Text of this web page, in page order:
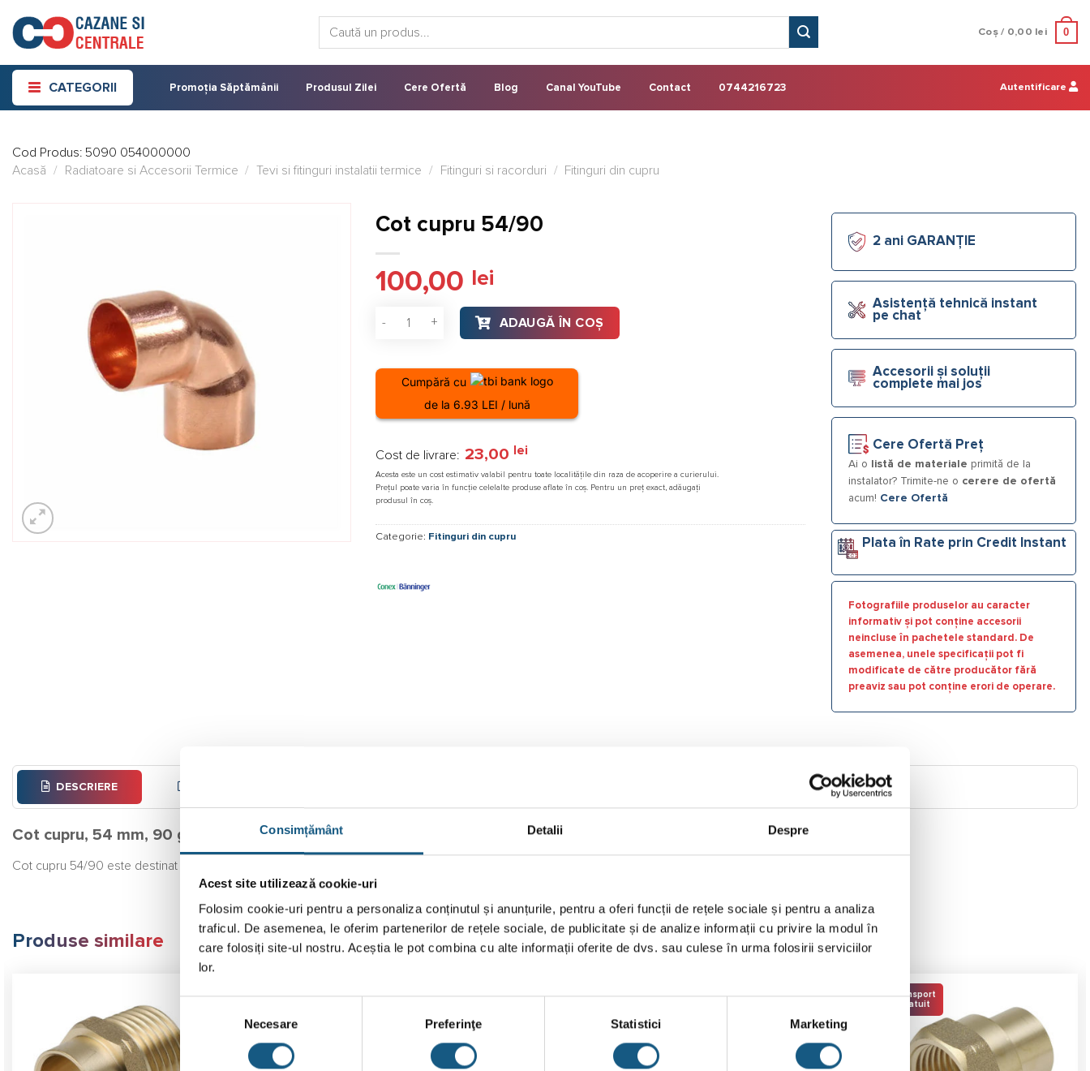
Consimțământ Detalii Despre
Acest site utilizează cookie-uri
Folosim cookie-uri pentru a personaliza conținutul și anunțurile, pentru a oferi funcții de rețele sociale și pentru a analiza
traficul. De asemenea, le oferim partenerilor de rețele sociale, de publicitate și de analize informații cu privire la modul în
care folosiți site-ul nostru. Aceștia le pot combina cu alte informații oferite de dvs. sau culese în urma folosirii serviciilor
lor.
consimțământului
Necesare Preferinţe Statistici Marketing
content
Coș / 0,00 lei 0
CATEGORII Promoția Săptămânii Produsul Zilei Cere Ofertă Blog Canal YouTube Contact 0744216723 Autentificare
Cod Produs: 5090 054000000
Acasă
/ Radiatoare si Accesorii Termice / Tevi si fitinguri instalatii termice / Fitinguri si racorduri / Fitinguri din cupru
Cot cupru 54/90
100,00 lei
Cantitate Cot cupru 54/90
ADAUGĂ ÎN COȘ
Cumpără cu
de la 6.93 LEI / lună
Cost de livrare: 23,00 lei
Acesta este un cost estimativ valabil pentru toate localitățile din raza de acoperire a curierului.
Prețul poate varia în funcție celelalte produse aflate în coș. Pentru un preț exact, adăugați
produsul în coș.
Categorie: Fitinguri din cupru
2 ani GARANȚIE
Asistență tehnică instant
pe chat
Accesorii și soluții
complete mai jos
Cere Ofertă Preț
Ai o listă de materiale primită de la
instalator? Trimite-ne o cerere de ofertă
acum! Cere Ofertă
Plata în Rate prin Credit Instant
Fotografiile produselor au caracter
informativ și pot conține accesorii
neincluse în pachetele standard. De
asemenea, unele specificații pot fi
modificate de către producător fără
preaviz sau pot conține erori de operare.
DESCRIERE
Cot cupru, 54 mm, 90 grade, interior-interior
Cot cupru 54/90 este destinat pentru realizarea imbinarii tevilor de cupru cu alte elemente filetate, in instalatiile sanitare sau termice.
Produse similare
Transport
Gratuit